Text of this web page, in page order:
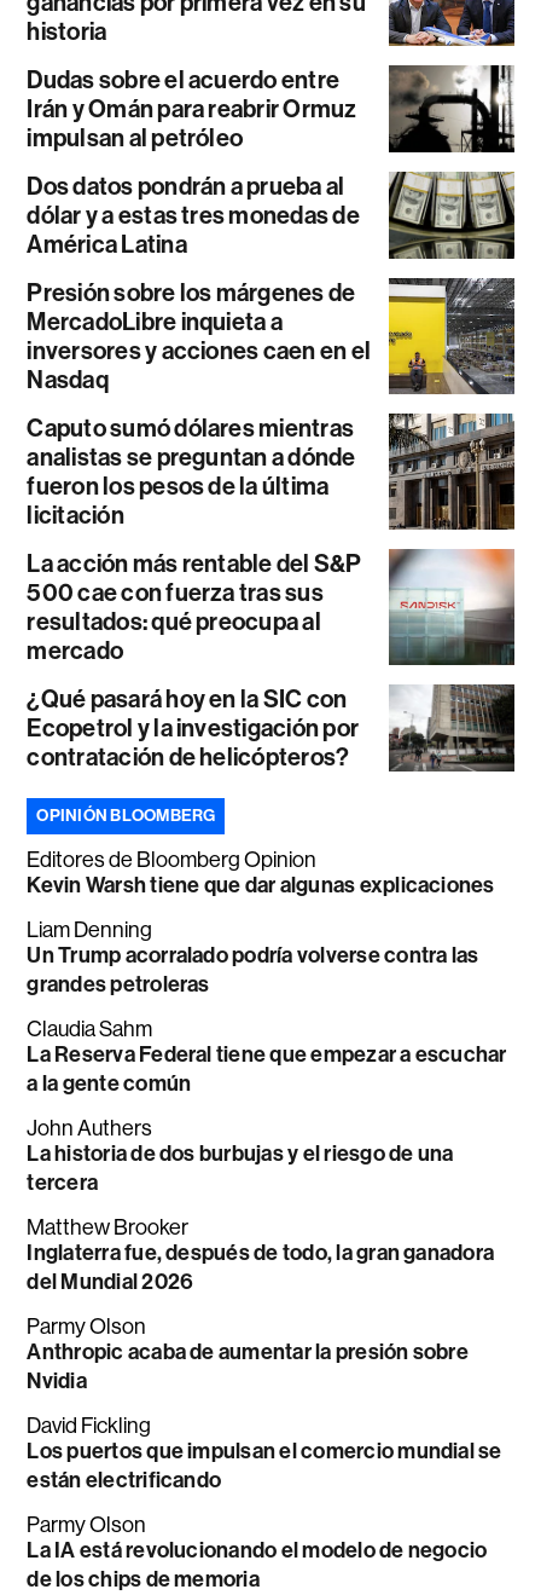
historia
Dudas sobre el acuerdo entre
Irán y Omán para reabrir Ormuz
impulsan al petróleo
Dos datos pondrán a prueba al
dólar y a estas tres monedas de
América Latina
Presión sobre los márgenes de
MercadoLibre inquieta a
inversores y acciones caen en el
Nasdaq
Caputo sumó dólares mientras
analistas se preguntan a dónde
fueron los pesos de la última
licitación
La acción más rentable del S&P
500 cae con fuerza tras sus
resultados: qué preocupa al
mercado
¿Qué pasará hoy en la SIC con
Ecopetrol y la investigación por
contratación de helicópteros?
OPINIÓN BLOOMBERG
Editores de Bloomberg Opinion
Kevin Warsh tiene que dar algunas explicaciones
Liam Denning
Un Trump acorralado podría volverse contra las
grandes petroleras
Claudia Sahm
La Reserva Federal tiene que empezar a escuchar
a la gente común
John Authers
La historia de dos burbujas y el riesgo de una
tercera
Matthew Brooker
Inglaterra fue, después de todo, la gran ganadora
del Mundial 2026
Parmy Olson
Anthropic acaba de aumentar la presión sobre
Nvidia
David Fickling
Los puertos que impulsan el comercio mundial se
están electrificando
Parmy Olson
La IA está revolucionando el modelo de negocio
de los chips de memoria